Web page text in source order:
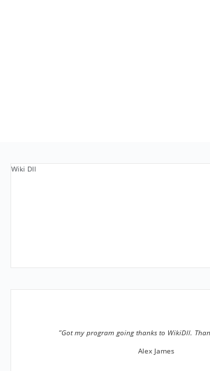
Wiki Dll
”Got my program going thanks to WikiDll.
Alex James